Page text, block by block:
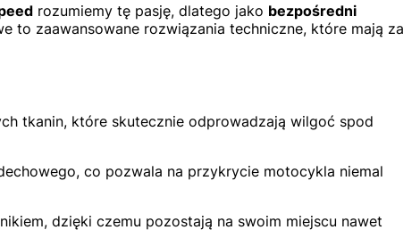
rozumiemy tę pasję, dlatego jako bezpośredni
to zaawansowane rozwiązania techniczne, które mają za
tkanin, które skutecznie odprowadzają wilgoć spod
co pozwala na przykrycie motocykla niemal
dzięki czemu pozostają na swoim miejscu nawet